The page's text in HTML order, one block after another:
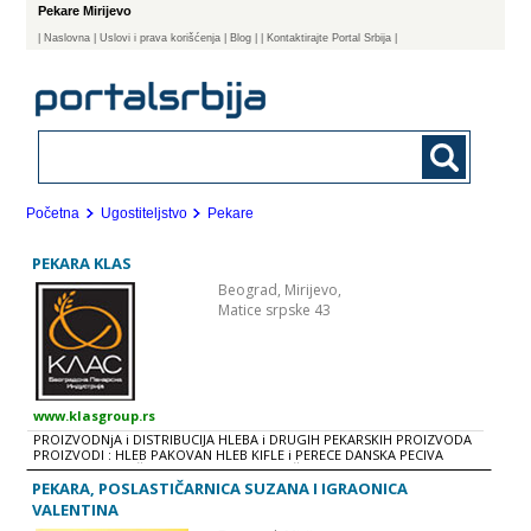
Pekare Mirijevo
Naslovna | Uslovi i prava korišćenja Blog | Kontaktirajte Portal Srbija |
Početna Ugostiteljstvo Pekare
PEKARA KLAS
Beograd, Mirijevo,
Matice srpske 43
www.klasgroup.rs
PROIZVODNjA i DISTRIBUCIJA HLEBA i DRUGIH PEKARSKIH PROIZVODA
PROIZVODI : HLEB PAKOVAN HLEB KIFLE i PERECE DANSKA PECIVA
KROASANI KOLAČI i TORTE SLAVSKI KOLAČI SMRZNUTI PROGRAM
’’KLAS’’ sa svojom tradicijom dugom skoro 60 godina danas predstavlja
najvećeg proizvođača hleba i peciva u Srbiji. U svojoj širokoj ponudi
proizvoda, ovaj naš poslovni gigant nudi veliki asortiman različitih vrsta
PEKARA, POSLASTIČARNICA SUZANA I IGRAONICA
VALENTINA